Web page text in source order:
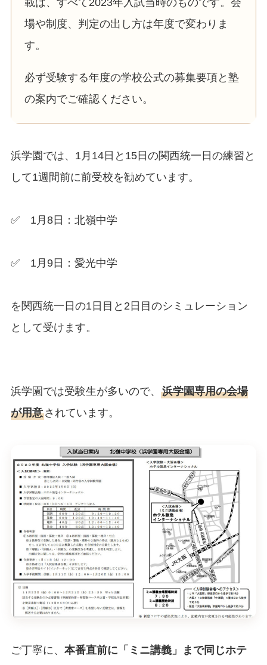
載は、すべて2023年入試当時のものです。会
場や制度、判定の出し方は年度で変わりま
す。
必ず受験する年度の学校公式の募集要項と塾
の案内でご確認ください。
浜学園では、1月14日と15日の関西統一日の練習と
して1週間前に前受校を勧めています。
✅ 1月8日：北嶺中学
✅ 1月9日：愛光中学
を関西統一日の1日目と2日目のシミュレーション
として受けます。
浜学園では受験生が多いので、 浜学園専用の会場
が用意されています。
ご丁寧に、 本番直前に「ミニ講義」まで同じホテ